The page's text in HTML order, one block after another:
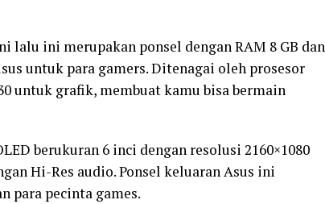
lalu ini merupakan ponsel dengan RAM 8 GB dan
untuk para gamers. Ditenagai oleh prosesor
untuk grafik, membuat kamu bisa bermain
berukuran 6 inci dengan resolusi 2160×1080
Hi-Res audio. Ponsel keluaran Asus ini
para pecinta games.